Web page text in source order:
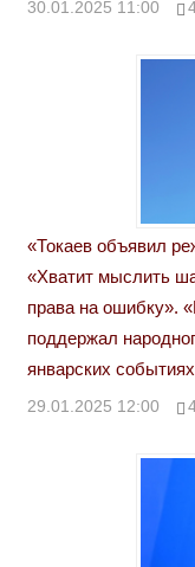
30.01.2025 11:00
«Токаев объявил
«Хватит мыслить
права на ошибку».
поддержал
январских
29.01.2025 12:00